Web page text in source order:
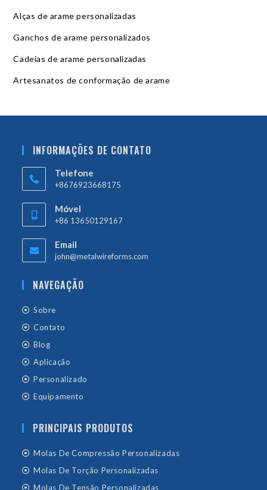
Alças de arame personalizadas
Ganchos de arame personalizados
Cadeias de arame personalizadas
Artesanatos de conformação de arame
INFORMAÇÕES DE CONTATO
Telefone
+8676923668175
Móvel
+86 13650129167
Email
john@metalwireforms.com
NAVEGAÇÃO
Sobre
Contato
Blog
Aplicação
Personalizado
Equipamento
PRINCIPAIS PRODUTOS
Molas De Compressão Personalizadas
Molas De Torção Personalizadas
Molas De Tensão Personalizadas